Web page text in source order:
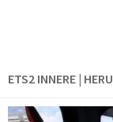
ETS2 INNERE |